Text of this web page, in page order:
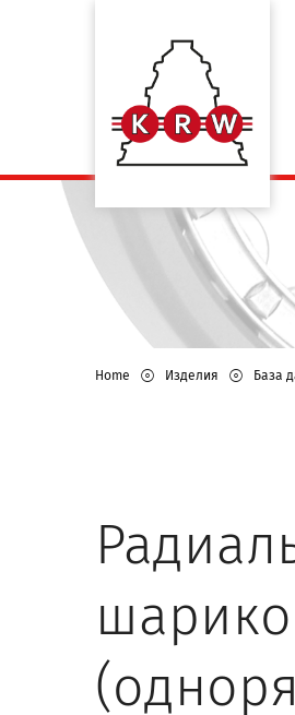
Home Изделия База